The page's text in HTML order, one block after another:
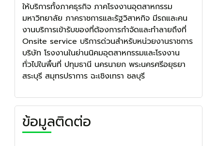
ให้บริการทั้งภาคธุรกิจ ภาคโรงงานอุตสาหกรรม
มหาวิทยาลัย ภาคราชการและรัฐวิสาหกิจ มีรถและคน
งานบริการเข้ารับของที่ต้องการกำจัดและทำลายถึงที่
Onsite service บริการด่วนสำหรับหน่วยงานราชการ
บริษัท โรงงานในย่านนิคมอุตสาหกรรมและโรงงาน
ทั่วไปในพื้นที่ ปทุมธานี นครนายก พระนครศรีอยุธยา
สระบุรี สมุทรปราการ ฉะเชิงเทรา ชลบุรี
ข้อมูลติดต่อ